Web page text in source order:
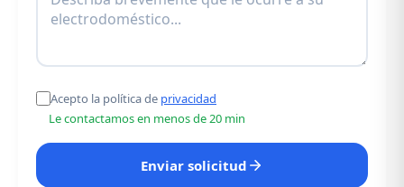
Acepto la política de privacidad
Le contactamos en menos de 20 min
Enviar solicitud